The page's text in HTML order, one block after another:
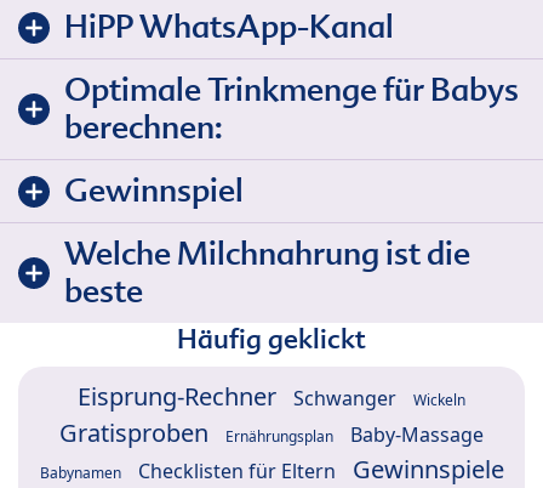
HiPP WhatsApp-Kanal
Optimale Trinkmenge für Babys
berechnen:
Gewinnspiel
Welche Milchnahrung ist die
beste
Häufig geklickt
Eisprung-Rechner Schwanger Wickeln
Gratisproben Ernährungsplan Baby-Massage
Babynamen Checklisten für Eltern
Gewinnspiele